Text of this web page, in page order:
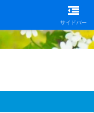
サイドバー